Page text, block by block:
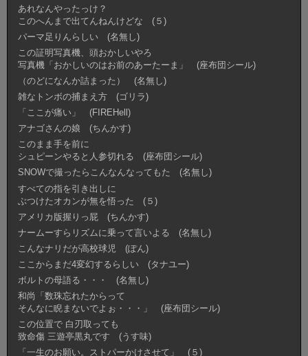
あれなんやったっけ？
このへんまで出てんねんけどな (５)
パーマ足りんらしい (名無し)
この証明写真機、頭おかしいやろ
写真機「おかしいのはお前のあーたーま」 (座布団シール)
（のどになんか詰まった） (名無し)
雑なトンボの捕まえ方 (ゴリラ)
「ここが痛い」 (FIREHell)
アナゴさんの娘 (ちんかす)
このまま手を前に
シュピーンやると人参切れる (座布団シール)
SNOWで撮ったらこんなんなってもた (名無し)
すべての指を引き出しに
ぶつけたオカンが無を悟った (５)
アメリカ版握りっ屁 (ちんかす)
ナームーすらリズムに乗って言いよる (名無し)
こんなナリだが高校球児 (ぽん)
ここからまだ4変幻するらしい (タナユー)
ボルトの母語る・・・ (名無し)
和尚「数珠忘れたからって
そんなに睨まないでよぉ・・・」 (座布団シール)
この位置で 白刃取っても
致命傷 三遊亭黒丸です (うす味)
「一生のお願い。ストパーかけさせて」 (５)